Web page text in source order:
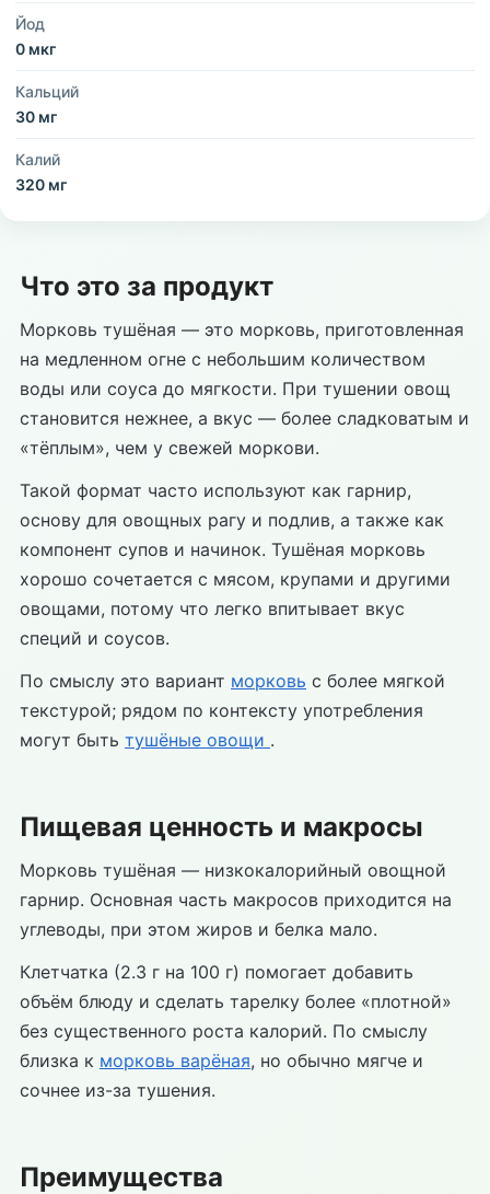
Йод
0 мкг
Кальций
30 мг
Калий
320 мг
Что это за продукт
Морковь тушёная — это морковь, приготовленная
на медленном огне с небольшим количеством
воды или соуса до мягкости. При тушении овощ
становится нежнее, а вкус — более сладковатым и
«тёплым», чем у свежей моркови.
Такой формат часто используют как гарнир,
основу для овощных рагу и подлив, а также как
компонент супов и начинок. Тушёная морковь
хорошо сочетается с мясом, крупами и другими
овощами, потому что легко впитывает вкус
специй и соусов.
По смыслу это вариант морковь с более мягкой
текстурой; рядом по контексту употребления
могут быть тушёные овощи .
Пищевая ценность и макросы
Морковь тушёная — низкокалорийный овощной
гарнир. Основная часть макросов приходится на
углеводы, при этом жиров и белка мало.
Клетчатка (2.3 г на 100 г) помогает добавить
объём блюду и сделать тарелку более «плотной»
без существенного роста калорий. По смыслу
близка к морковь варёная, но обычно мягче и
сочнее из-за тушения.
Преимущества